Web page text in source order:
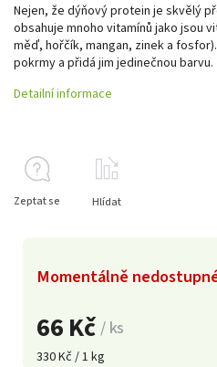
66 Kč/ ks
330 Kč / 1 kg
Momentálně
Nejen, že dýňový protein je skvělý
obsahuje mnoho vitamínů jako jsou
měď, hořčík, mangan, zinek a
pokrmy a přidá jim jedinečnou barvu.
Detailní informace
Zeptat se Hlídat